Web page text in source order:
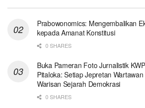
Prabowonomics: Mengembalikan
kepada Amanat Konstitusi
0 SHARES
Buka Pameran Foto Jurnalistik
Pitaloka: Setiap Jepretan
Warisan Sejarah Demokrasi
0 SHARES